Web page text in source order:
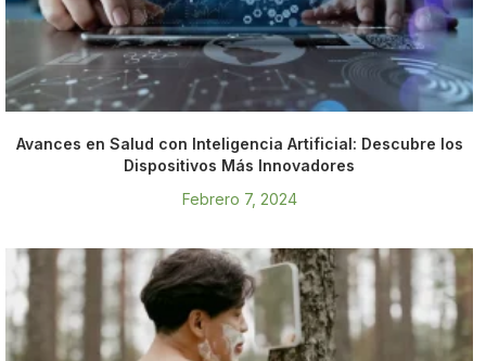
Avances en Salud con Inteligencia Artificial: Descubre los
Dispositivos Más Innovadores
Febrero 7, 2024